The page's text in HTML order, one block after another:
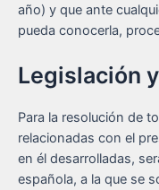
año) y que ante
pueda conocerla,
Legislación
Para la resolución de
relacionadas con el
en él desarrolladas,
española, a la que se